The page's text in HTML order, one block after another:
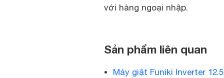
với hàng ngoại nhập.
Sản phẩm liên quan
Máy giặt Funiki Inverter